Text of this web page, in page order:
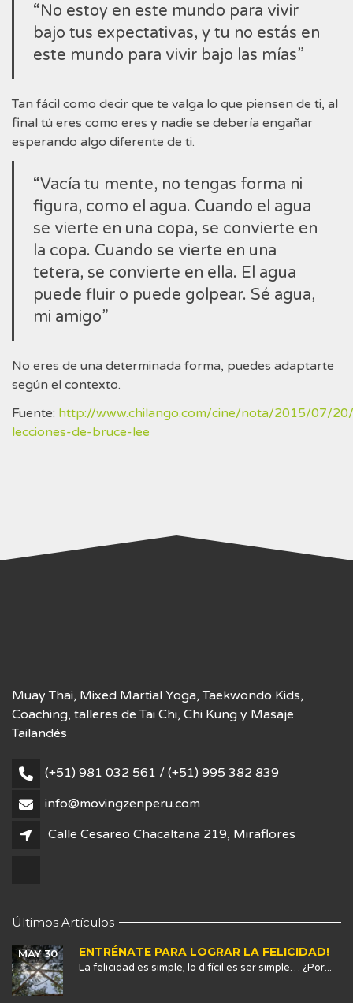
“No estoy en este mundo para vivir
bajo tus expectativas, y tu no estás en
este mundo para vivir bajo las mías”
Tan fácil como decir que te valga lo que piensen de ti, al
final tú eres como eres y nadie se debería engañar
esperando algo diferente de ti.
“Vacía tu mente, no tengas forma ni
figura, como el agua. Cuando el agua
se vierte en una copa, se convierte en
la copa. Cuando se vierte en una
tetera, se convierte en ella. El agua
puede fluir o puede golpear. Sé agua,
mi amigo”
No eres de una determinada forma, puedes adaptarte
según el contexto.
Fuente: http://www.chilango.com/cine/nota/2015/07/
lecciones-de-bruce-lee
Muay Thai, Mixed Martial Yoga, Taekwondo Kids,
Coaching, talleres de Tai Chi, Chi Kung y Masaje
Tailandés
(+51) 981 032 561 / (+51) 995 382 839
info@movingzenperu.com
Calle Cesareo Chacaltana 219, Miraflores
Últimos Artículos
ENTRÉNATE PARA LOGRAR LA FELICIDAD!
MAY 30
La felicidad es simple, lo difícil es ser simple… ¿Por...